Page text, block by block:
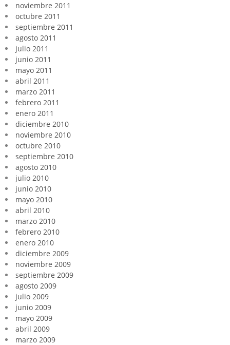
noviembre 2011
octubre 2011
septiembre 2011
agosto 2011
julio 2011
junio 2011
mayo 2011
abril 2011
marzo 2011
febrero 2011
enero 2011
diciembre 2010
noviembre 2010
octubre 2010
septiembre 2010
agosto 2010
julio 2010
junio 2010
mayo 2010
abril 2010
marzo 2010
febrero 2010
enero 2010
diciembre 2009
noviembre 2009
septiembre 2009
agosto 2009
julio 2009
junio 2009
mayo 2009
abril 2009
marzo 2009